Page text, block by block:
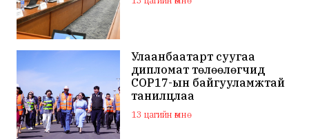
Улаанбаатарт суугаа
дипломат төлөөлөгчид
COP17-ын байгууламжтай
танилцлаа
13 цагийн өмнө